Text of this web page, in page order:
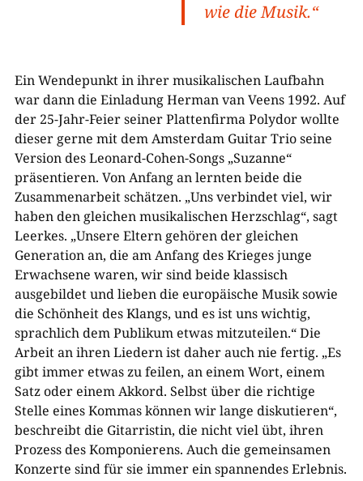
wie die Musik.“
Ein Wendepunkt in ihrer musikalischen Laufbahn
war dann die Einladung Herman van Veens 1992. Auf
der 25-Jahr-Feier seiner Plattenfirma Polydor wollte
dieser gerne mit dem Amsterdam Guitar Trio seine
Version des Leonard-Cohen-Songs „Suzanne“
präsentieren. Von Anfang an lernten beide die
Zusammenarbeit schätzen. „Uns verbindet viel, wir
haben den gleichen musikalischen Herzschlag“, sagt
Leerkes. „Unsere Eltern gehören der gleichen
Generation an, die am Anfang des Krieges junge
Erwachsene waren, wir sind beide klassisch
ausgebildet und lieben die europäische Musik sowie
die Schönheit des Klangs, und es ist uns wichtig,
sprachlich dem Publikum etwas mitzuteilen.“ Die
Arbeit an ihren Liedern ist daher auch nie fertig. „Es
gibt immer etwas zu feilen, an einem Wort, einem
Satz oder einem Akkord. Selbst über die richtige
Stelle eines Kommas können wir lange diskutieren“,
beschreibt die Gitarristin, die nicht viel übt, ihren
Prozess des Komponierens. Auch die gemeinsamen
Konzerte sind für sie immer ein spannendes Erlebnis.